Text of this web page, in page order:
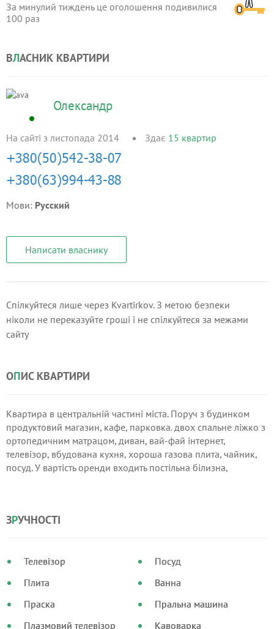
За минулий тиждень це оголошення подивилися
100 раз
ВЛАСНИК КВАРТИРИ
Олександр
На сайті з листопада 2014 Здає 15 квартир
Мови: Русский
Написати власнику
Спілкуйтеся лише через Kvartirkov. З метою безпеки
ніколи не переказуйте гроші і не спілкуйтеся за межами
сайту
ОПИС КВАРТИРИ
Квартира в центральній частині міста. Поруч з будинком
продуктовий магазин, кафе, парковка. двох спальне ліжко з
ортопедичним матрацом, диван, вай-фай інтернет,
телевізор, вбудована кухня, хороша газова плита, чайник,
посуд. У вартість оренди входить постільна білизна,
ЗРУЧНОСТІ
Телевізор
Плита
Праска
Плазмовий телевізор
Посуд
Ванна
Пральна машина
Кавоварка